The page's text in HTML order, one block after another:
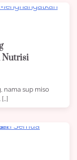
Nutrisi
nama sup miso